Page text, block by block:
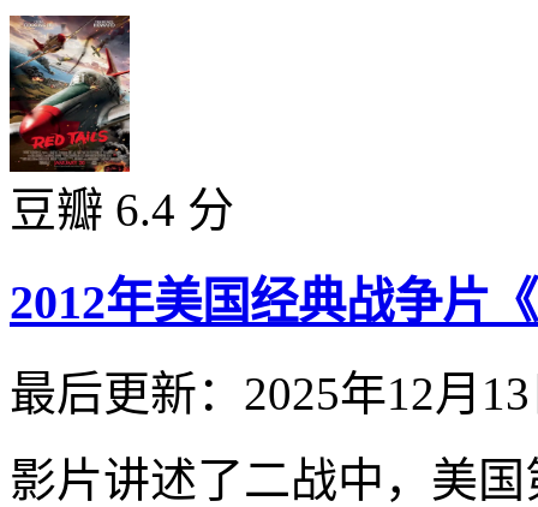
豆瓣 6.4 分
2012年美国经典战争片
最后更新：2025年12月
影片讲述了二战中，美